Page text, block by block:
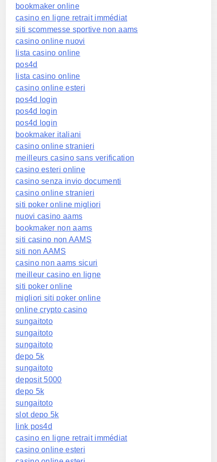
bookmaker online
casino en ligne retrait immédiat
siti scommesse sportive non aams
casino online nuovi
lista casino online
pos4d
lista casino online
casino online esteri
pos4d login
pos4d login
pos4d login
bookmaker italiani
casino online stranieri
meilleurs casino sans verification
casino esteri online
casino senza invio documenti
casino online stranieri
siti poker online migliori
nuovi casino aams
bookmaker non aams
siti casino non AAMS
siti non AAMS
casino non aams sicuri
meilleur casino en ligne
siti poker online
migliori siti poker online
online crypto casino
sungaitoto
sungaitoto
sungaitoto
depo 5k
sungaitoto
deposit 5000
depo 5k
sungaitoto
slot depo 5k
link pos4d
casino en ligne retrait immédiat
casino online esteri